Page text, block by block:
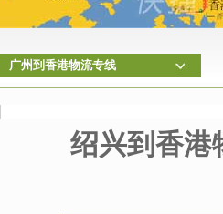
广州到香港物流专线
绍兴到香港